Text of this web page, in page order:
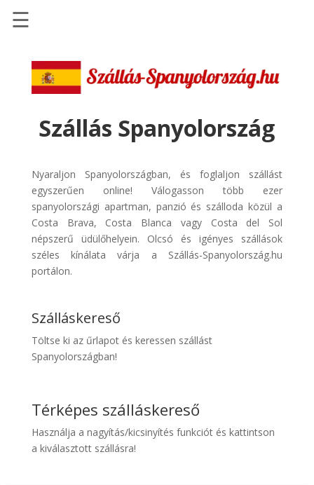
Szállások
Szállásinfo.eu
Repülőjegy
Autóbérlés
Discover
Cars
Transzfer
Taxi
☰
Szállás Spanyolország
Nyaraljon Spanyolországban, és foglaljon szállást
egyszerűen online! Válogasson több ezer
spanyolországi apartman, panzió és szálloda közül a
Costa Brava, Costa Blanca vagy Costa del Sol
népszerű üdülőhelyein. Olcsó és igényes szállások
széles kínálata várja a Szállás-Spanyolország.hu
portálon.
Szálláskereső
Töltse ki az űrlapot és keressen szállást
Spanyolországban!
Térképes szálláskereső
Használja a nagyítás/kicsinyítés funkciót és kattintson
a kiválasztott szállásra!